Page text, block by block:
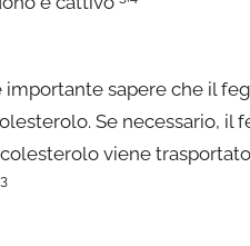
sapere che il
Se necessario, il
viene
3